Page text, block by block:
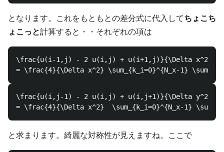
となります。これをもともとの差分式に代入してちょこち
ょこっと計算すると・・それぞれの項は
\frac{u(i-1,j) - 2 u(i,j) + u(i+1,j)}{\Delta x^2}
\frac{u(i,j-1) - 2 u(i,j) + u(i,j+1)}{\Delta y^2}
と求まります。綺麗な対称性が見えますね。ここで